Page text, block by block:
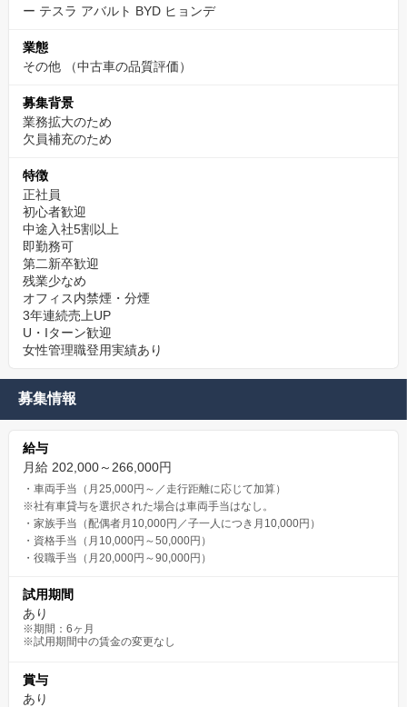
ー テスラ アバルト BYD ヒョンデ
業態
その他
（中古車の品質評価）
募集背景
業務拡大のため
欠員補充のため
特徴
正社員
初心者歓迎
中途入社5割以上
即勤務可
第二新卒歓迎
残業少なめ
オフィス内禁煙・分煙
3年連続売上UP
U・Iターン歓迎
女性管理職登用実績あり
募集情報
給与
月給 202,000～266,000円
・車両手当（月25,000円～／走行距離に応じて加算）
※社有車貸与を選択された場合は車両手当はなし。
・家族手当（配偶者月10,000円／子一人につき月10,000円）
・資格手当（月10,000円～50,000円）
・役職手当（月20,000円～90,000円）
試用期間
あり
※期間：6ヶ月
※試用期間中の賃金の変更なし
賞与
あり